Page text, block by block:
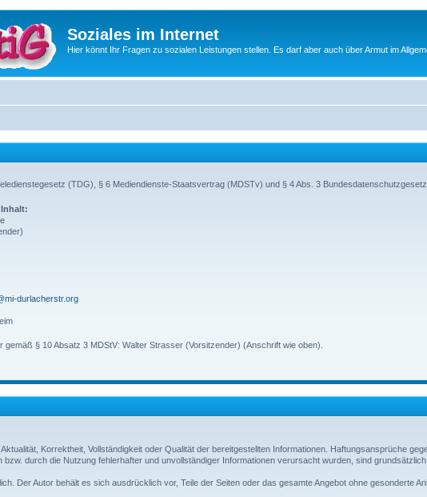
Soziales im Internet
Hier könnt Ihr Fragen zu sozialen Leistungen stellen. Es darf aber auch über Armut im
(TDG), § 6 Mediendienste-Staatsvertrag (MDSTv) und § 4 Abs. 3
durlacherstr.org
gemäß § 10 Absatz 3 MDStV: Walter Strasser (Vorsitzender) (Anschrift wie oben).
Korrektheit, Vollständigkeit oder Qualität der bereitgestellten Informationen. Haftungsansprüche
bzw. durch die Nutzung fehlerhafter und unvollständiger Informationen verursacht wurden, sind
Der Autor behält es sich ausdrücklich vor, Teile der Seiten oder das gesamte Angebot ohne gesonderte